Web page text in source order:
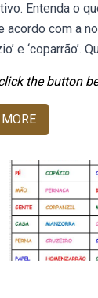
Entenda o
com a
e ‘coparrão’.
the button